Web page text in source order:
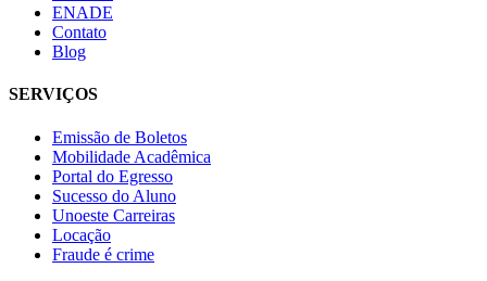
ENADE
Contato
Blog
SERVIÇOS
Emissão de Boletos
Mobilidade Acadêmica
Portal do Egresso
Sucesso do Aluno
Unoeste Carreiras
Locação
Fraude é crime